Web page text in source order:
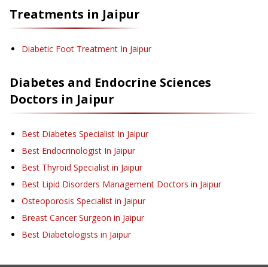
Treatments in Jaipur
Diabetic Foot Treatment In Jaipur
Diabetes and Endocrine Sciences
Doctors in Jaipur
Best Diabetes Specialist In Jaipur
Best Endocrinologist In Jaipur
Best Thyroid Specialist in Jaipur
Best Lipid Disorders Management Doctors in Jaipur
Osteoporosis Specialist in Jaipur
Breast Cancer Surgeon in Jaipur
Best Diabetologists in Jaipur